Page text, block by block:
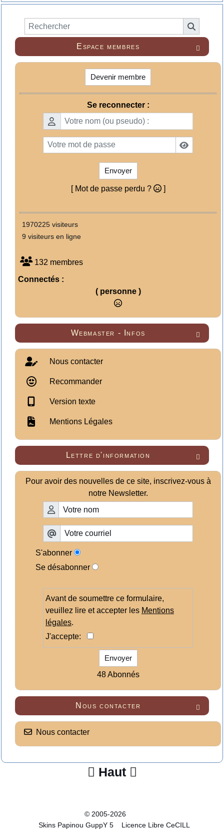

Espace membres
Devenir membre
Se reconnecter :
Envoyer
[ Mot de passe perdu ? ]
1970225 visiteurs
9 visiteurs en ligne
132 membres
Connectés :
( personne )

Webmaster - Infos
Nous contacter
Recommander
Version texte
Mentions Légales

Lettre d'information
Pour avoir des nouvelles de ce site, inscrivez-vous à
notre Newsletter.
S'abonner
Se désabonner
Avant de soumettre ce formulaire,
veuillez lire et accepter les Mentions
légales.
J'accepte:
Envoyer
48 Abonnés

Nous contacter
Nous contacter
 Haut 
© 2005-2026
Skins Papinou GuppY 5
Licence Libre CeCILL